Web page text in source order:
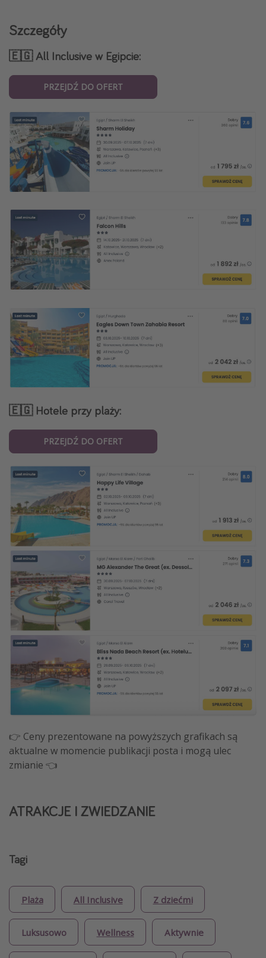
Szczegóły
🇪🇬 All Inclusive w Egipcie:
PRZEJDŹ DO OFERT
🇪🇬 Hotele przy plaży:
PRZEJDŹ DO OFERT
👉 Ceny prezentowane na powyższych grafikach są
aktualne w momencie publikacji posta i mogą ulec
zmianie 👈
ATRAKCJE I ZWIEDZANIE
Tagi
Plaża All Inclusive Z dziećmi
Luksusowo Wellness Aktywnie